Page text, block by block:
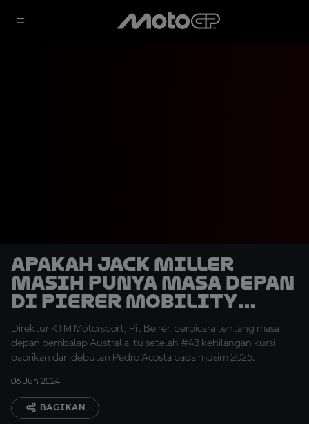
Apakah Jack Miller
Masih Punya Masa Depan
di Pierer Mobility
Group?
Direktur KTM Motorsport, Pit Beirer, berbicara tentang masa
depan pembalap Australia itu setelah #43 kehilangan kursi
pabrikan dari debutan Pedro Acosta pada musim 2025.
06 Jun 2024
BAGIKAN